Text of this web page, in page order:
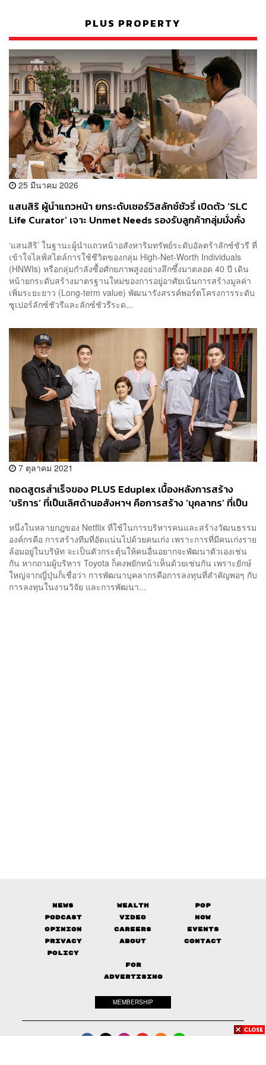
PLUS PROPERTY
25 มีนาคม 2026
แสนสิริ ผู้นำแถวหน้า ยกระดับเซอร์วิสลักซ์ชัวรี่ เปิดตัว ‘SLC
Life Curator’ เจาะ Unmet Needs รองรับลูกค้ากลุ่มมั่งคั่ง
‘แสนสิริ’ ในฐานะผู้นำแถวหน้าอสังหาริมทรัพย์ระดับอัลตร้าลักซ์ชัวรี ที่
เข้าใจไลฟ์สไตล์การใช้ชีวิตของกลุ่ม High-Net-Worth Individuals
(HNWIs) หรือกลุ่มกำลังซื้อศักยภาพสูงอย่างลึกซึ้งมาตลอด 40 ปี เดิน
หน้ายกระดับสร้างมาตรฐานใหม่ของการอยู่อาศัยเน้นการสร้างมูลค่า
เพิ่มระยะยาว (Long-term value) พัฒนารังสรรค์พอร์ตโครงการระดับ
ซูเปอร์ลักซ์ชัวรีและลักซ์ชัวรีระด...
7 ตุลาคม 2021
ถอดสูตรสำเร็จของ PLUS Eduplex เบื้องหลังการสร้าง
‘บริการ’ ที่เป็นเลิศด้านอสังหาฯ คือการสร้าง ‘บุคลากร’ ที่เป็น
หนึ่งในหลายกฎของ Netflix ที่ใช้ในการบริหารคนและสร้างวัฒนธรรม
องค์กรคือ การสร้างทีมที่อัดแน่นไปด้วยคนเก่ง เพราะการที่มีคนเก่งราย
ล้อมอยู่ในบริษัท จะเป็นตัวกระตุ้นให้คนอื่นอยากจะพัฒนาตัวเองเช่น
กัน หากถามผู้บริหาร Toyota ก็คงพยักหน้าเห็นด้วยเช่นกัน เพราะยักษ์
ใหญ่จากญี่ปุ่นก็เชื่อว่า การพัฒนาบุคลากรคือการลงทุนที่สำคัญพอๆ กับ
การลงทุนในงานวิจัย และการพัฒนา...
News Wealth
Pop
Podcast
Video
Now
Opinion
Careers
Events
Privacy
Policy
About Contact
FOR
ADVERTISING
MEMBERSHIP